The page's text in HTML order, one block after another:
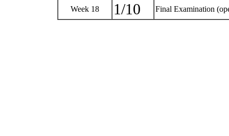
Week 18 1/10 Final Examination